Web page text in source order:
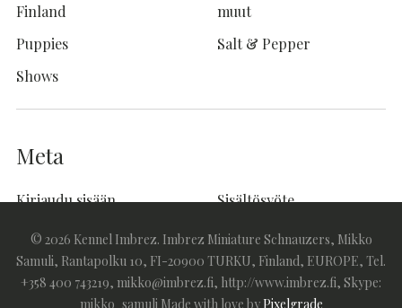
Finland
muut
Puppies
Salt & Pepper
Shows
Meta
Kirjaudu sisään
Sisältösyöte
Kommenttisyöte
WordPress.org
© 2026 Kennel Imbrez. Imbrez Miniature Schnauzers, Mikko
Samuli, Rantapolku 10, FI-20900 TURKU, Finland, EUROPE, Tel.
+358 400 743219, mikko@imbrez.fi, http://www.imbrez.fi, Skype:
mikko_samuli Made with love byPixelgrade